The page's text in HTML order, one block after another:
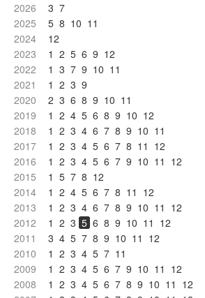
2026
3 7
2025
5 8 10 11
2024
12
2023
1 2 5 6 9 12
2022
1 3 7 9 10 11
2021
1 2 3 9
2020
2 3 6 8 9 10 11
2019
1 2 4 5 6 8 9 10 12
2018
1 2 3 4 6 7 8 9 10 11
2017
1 2 3 4 5 6 7 8 11 12
2016
1 2 3 4 5 6 7 9 10 11 12
2015
1 5 7 8 12
2014
1 2 4 5 6 7 8 11 12
2013
1 2 3 4 6 7 8 9 10 11 12
2012
1 2 3 5 6 8 9 10 11 12
2011
3 4 5 7 8 9 10 11 12
2010
1 2 3 4 5 7 11
2009
1 2 3 4 5 6 7 9 10 11 12
2008
1 2 3 4 5 6 7 8 9 10 11 12